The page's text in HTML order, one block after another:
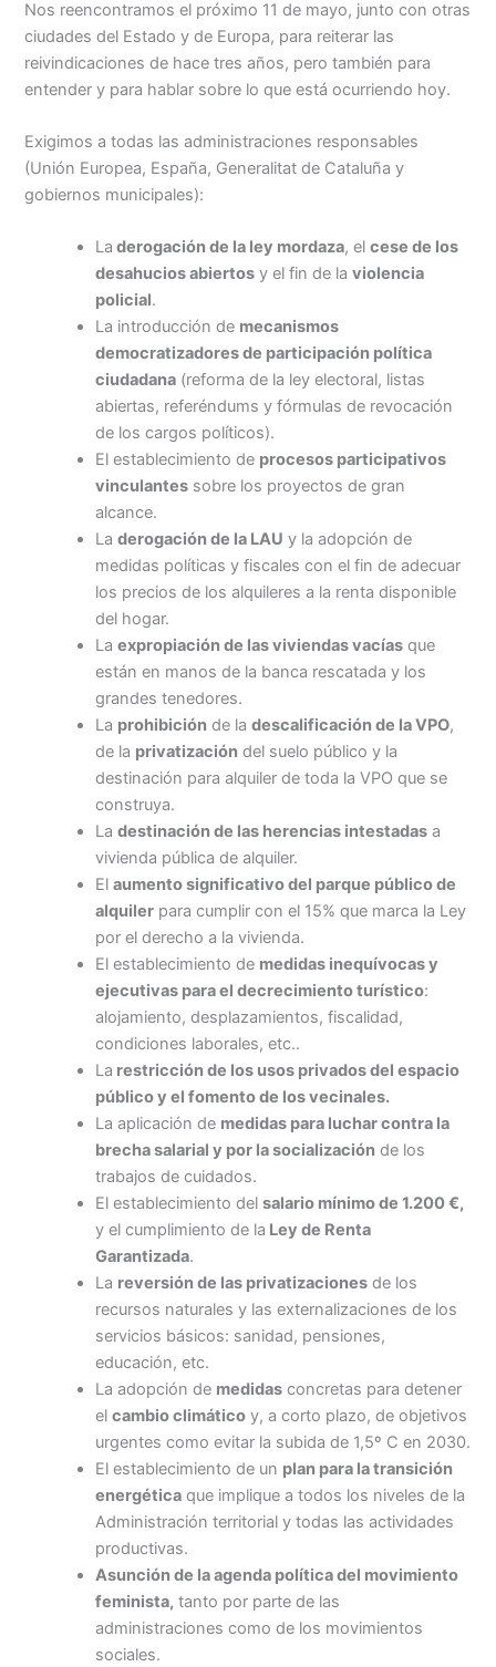
Nos reencontramos el próximo 11 de mayo, junto con otras
ciudades del Estado y de Europa, para reiterar las
reivindicaciones de hace tres años, pero también para
entender y para hablar sobre lo que está ocurriendo hoy.
Exigimos a todas las administraciones responsables
(Unión Europea, España, Generalitat de Cataluña y
gobiernos municipales):
La derogaciónde la ley mordaza, elcese de los
desahuciosabiertos y el fin de la violencia
policial.
La introducción de mecanismos
democratizadores de participación política
ciudadana (reforma de la ley electoral, listas
abiertas, referéndums y fórmulas de revocación
de los cargos políticos).
El establecimiento de procesos participativos
vinculantes sobre los proyectos de gran
alcance.
Laderogación de la LAU y la adopción de
medidas políticas y fiscales con el fin de adecuar
los precios de los alquileres a la renta disponible
del hogar.
Laexpropiación de las viviendas vacías que
están en manos de la banca rescatada y los
grandes tenedores.
La prohibición de ladescalificación de la VPO,
de la privatización del suelo público y la
destinación para alquiler de toda la VPO que se
construya.
Ladestinación de las herencias intestadas a
vivienda pública de alquiler.
Elaumento significativo del parque público de
alquiler para cumplir con el 15% que marca la Ley
por el derecho a la vivienda.
El establecimiento de medidas inequívocas y
ejecutivas para el decrecimiento turístico:
alojamiento, desplazamientos, fiscalidad,
condiciones laborales, etc..
La restricción de los usos privados del espacio
público y el fomento de los vecinales.
La aplicación de medidas para luchar contra la
brecha salarial y por la socialización de los
trabajos de cuidados.
El establecimiento delsalario mínimo de 1.200 €,
y el cumplimiento de la Ley de Renta
Garantizada.
La reversión de las privatizaciones de los
recursos naturales y las externalizaciones de los
servicios básicos: sanidad, pensiones,
educación, etc.
La adopción de medidas concretas para detener
elcambio climático y, a corto plazo, de objetivos
urgentes como evitar la subida de 1,5º C en 2030.
El establecimiento de un plan para la transición
energética que implique a todos los niveles de la
Administración territorial y todas las actividades
productivas.
Asunción de la agenda política del movimiento
feminista, tanto por parte de las
administraciones como de los movimientos
sociales.